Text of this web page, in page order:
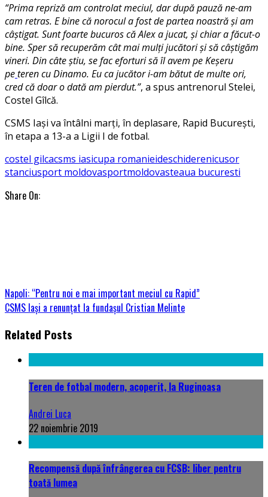
“Prima repriză am controlat meciul, dar după pauză ne-am
cam retras. E bine că norocul a fost de partea noastră şi am
câştigat. Sunt foarte bucuros că Alex a jucat, şi chiar a făcut-o
bine. Sper să recuperăm cât mai mulţi jucători şi să câştigăm
vineri. Din câte ştiu, se fac eforturi să îl avem pe Keşeru
peteren cu Dinamo. Eu ca jucător i-am bătut de multe ori,
cred că doar o dată am pierdut.”, a spus antrenorul Stelei,
Costel Gîlcă.
CSMS Iași va întâlni marți, în deplasare, Rapid București,
în etapa a 13-a a Ligii I de fotbal.
costel gilcacsms iasicupa romanieideschiderenicusor
stanciusport moldovasportmoldovasteaua bucuresti
Share On:
Napoli: “Pentru noi e mai important meciul cu Rapid”
CSMS Iași a renunțat la fundașul Cristian Melinte
Related Posts
Teren de fotbal modern, acoperit, la Ruginoasa
Andrei Luca
22 noiembrie 2019
Recompensă după înfrângerea cu FCSB: liber pentru
toată lumea